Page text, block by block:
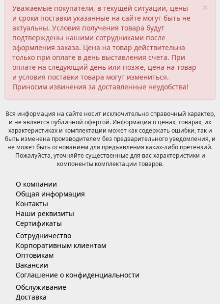
×
Уважаемые покупатели, в текущей ситуации, цены
и сроки поставки указанные на сайте могут быть не
актуальны. Условия получения товара будут
подтверждены нашими сотрудниками после
оформления заказа. Цена на товар действительна
только при оплате в день выставления счета. При
оплате на следующий день или позже, цена на товар
и условия поставки товара могут измениться.
Приносим извинения за доставленные неудобства!
Вся информация на сайте носит исключительно справочный характер,
и не является публичной офертой. Информация о ценах, товарах, их
характеристиках и комплектации может как содержать ошибки, так и
быть изменена производителем без предварительного уведомления, и
не может быть основанием для предъявления каких-либо претензий.
Пожалуйста, уточняйте существенные для вас характеристики и
компоненты комплектации товаров.
О компании
Общая информация
Контакты
Наши реквизиты
Сертификаты
Сотрудничество
Корпоративным клиентам
Оптовикам
Вакансии
Соглашение о конфиденциальности
Обслуживание
Доставка